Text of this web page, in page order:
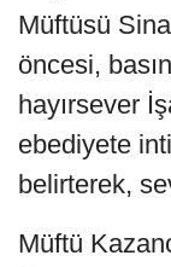
Müftüsü
öncesi,
hayırsever
ebediyete
belirterek,
Müftü